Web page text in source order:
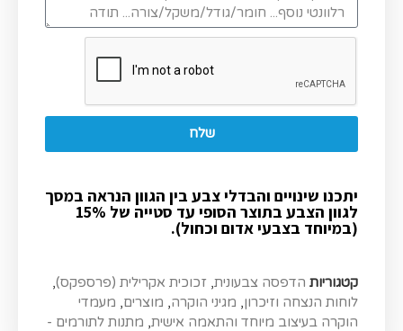
שלח
יתכנו שינויים והבדלי צבע בין הגוון הנראה במסך
לגוון הצבע בתוצר הסופי עד סטייה של 15%
(במיוחד בצבעי אדום וכחול).
קטגוריות הדפסה צבעונית, זכוכית אקרילית (פרספקס),
לוחות הנצחה וזיכרון, מגיני הוקרה, מוצרים, מעמדי
הוקרה בעיצוב מיוחד והתאמה אישית, מתנות לתורמים -